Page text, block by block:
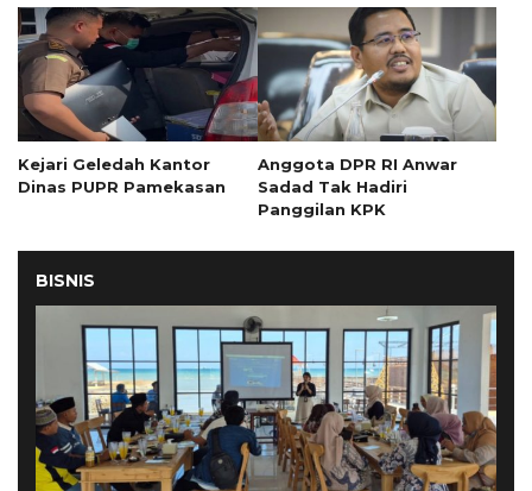
Kejari Geledah Kantor
Dinas PUPR Pamekasan
Anggota DPR RI Anwar
Sadad Tak Hadiri
Panggilan KPK
BISNIS